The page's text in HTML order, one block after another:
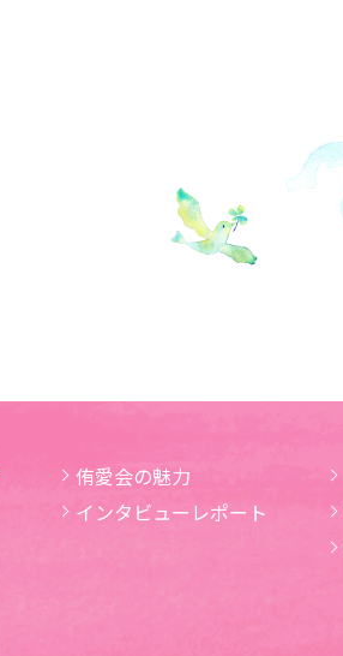
侑愛会の魅力
インタビューレポート